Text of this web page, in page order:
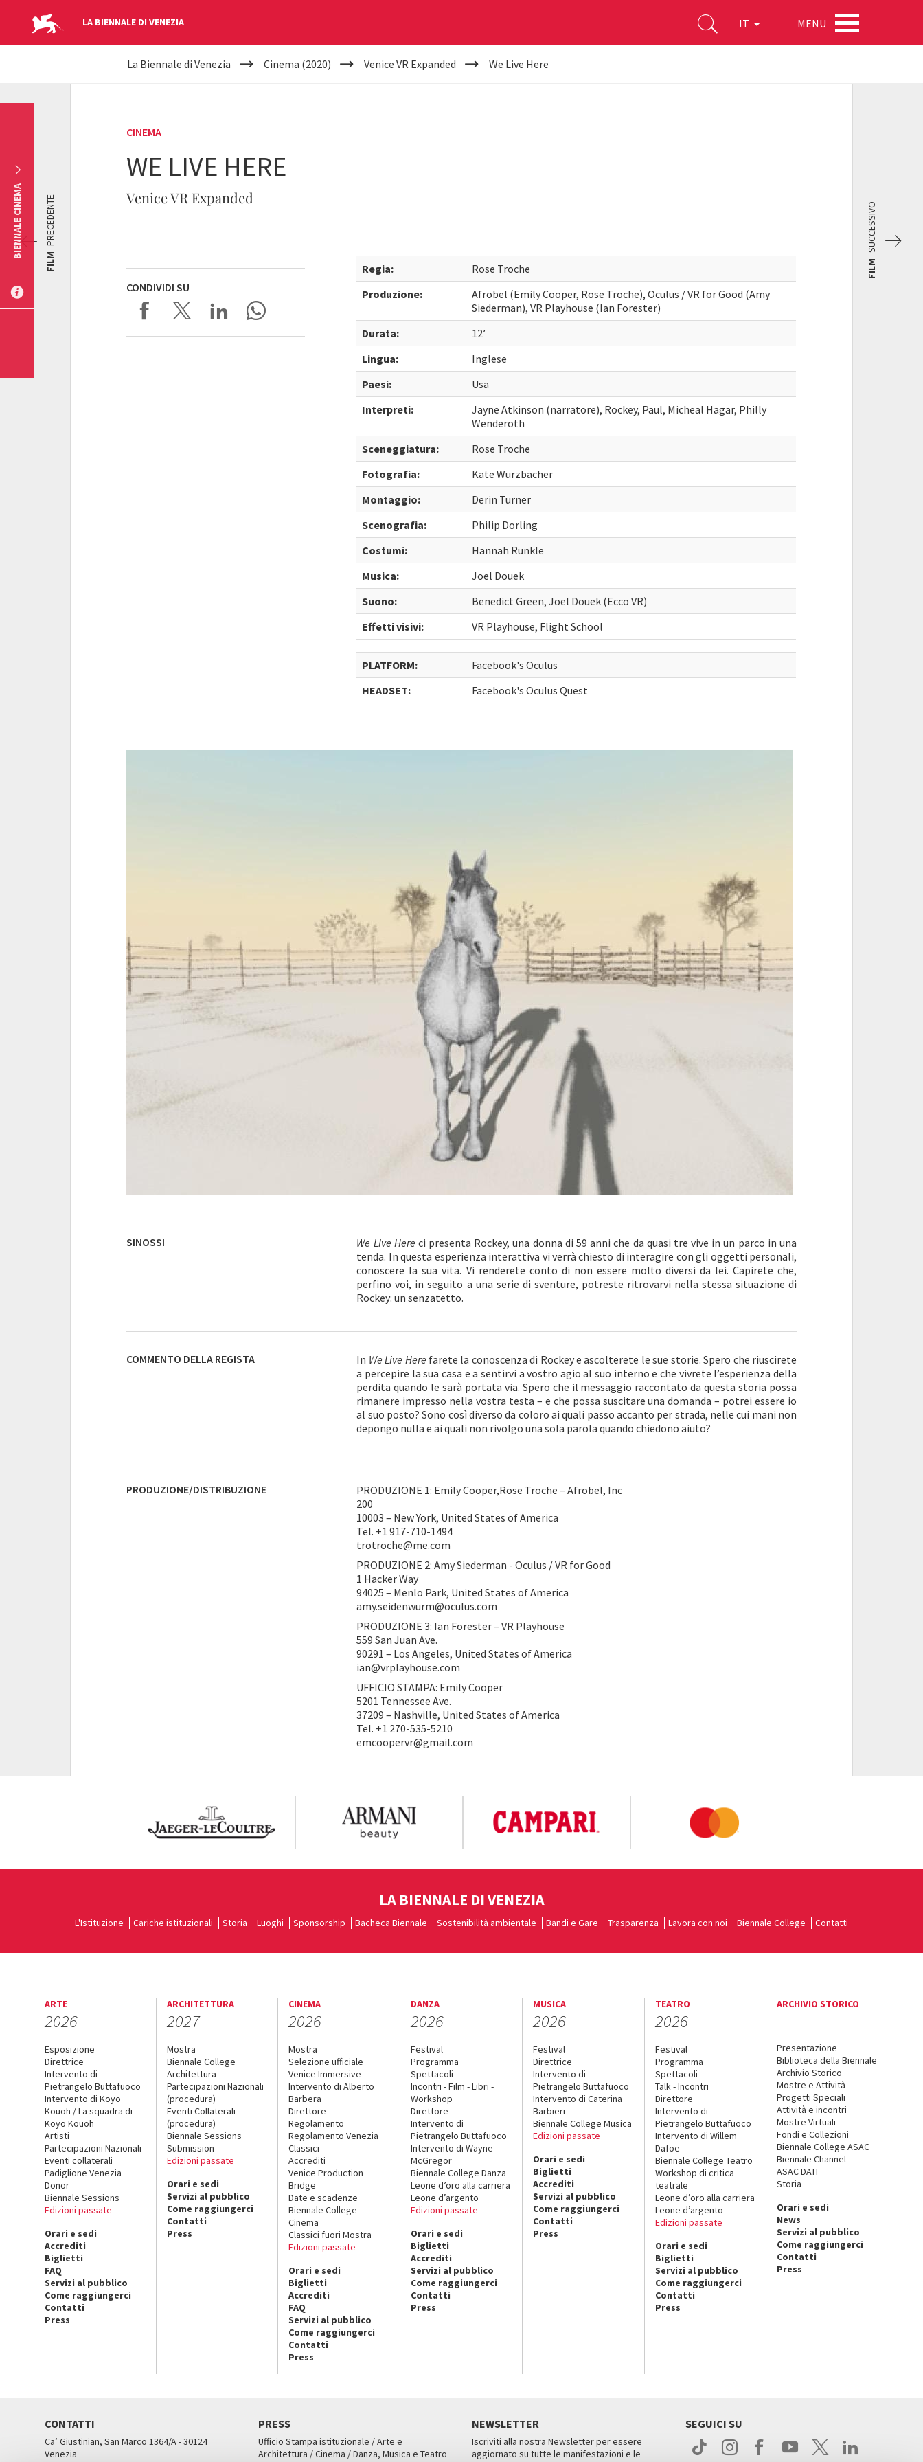
LA BIENNALE DI VENEZIA IT MENU
YOUR
La Biennale di Venezia Cinema (2020) Venice VR Expanded We Live Here
CINEMA
WE LIVE HERE
Venice VR Expanded
CONDIVIDI SU
Regia:
Rose Troche
Produzione:
Afrobel (Emily Cooper, Rose Troche), Oculus / VR for Good (Amy
Siederman), VR Playhouse (Ian Forester)
Durata:
12’
Lingua:
Inglese
Paesi:
Usa
Interpreti:
Jayne Atkinson (narratore), Rockey, Paul, Micheal Hagar, Philly
Wenderoth
Sceneggiatura:
Rose Troche
Fotografia:
Kate Wurzbacher
Montaggio:
Derin Turner
Scenografia:
Philip Dorling
Costumi:
Hannah Runkle
Musica:
Joel Douek
Suono:
Benedict Green, Joel Douek (Ecco VR)
Effetti visivi:
VR Playhouse, Flight School
PLATFORM:
Facebook's Oculus
HEADSET:
Facebook's Oculus Quest
FILM
SUCCESSIVO
FILM
PRECEDENTE
SINOSSI We Live Here ci presenta Rockey, una donna di 59 anni che da quasi tre vive in un parco in una
tenda. In questa esperienza interattiva vi verrà chiesto di interagire con gli oggetti personali,
conoscere la sua vita. Vi renderete conto di non essere molto diversi da lei. Capirete che,
perfino voi, in seguito a una serie di sventure, potreste ritrovarvi nella stessa situazione di
Rockey: un senzatetto.
COMMENTO DELLA REGISTA In We Live Here farete la conoscenza di Rockey e ascolterete le sue storie. Spero che riuscirete
a percepire la sua casa e a sentirvi a vostro agio al suo interno e che vivrete l’esperienza della
perdita quando le sarà portata via. Spero che il messaggio raccontato da questa storia possa
rimanere impresso nella vostra testa – e che possa suscitare una domanda – potrei essere io
al suo posto? Sono così diverso da coloro ai quali passo accanto per strada, nelle cui mani non
depongo nulla e ai quali non rivolgo una sola parola quando chiedono aiuto?
PRODUZIONE/DISTRIBUZIONE
PRODUZIONE 1: Emily Cooper,Rose Troche – Afrobel, Inc
200
10003 – New York, United States of America
Tel. +1 917-710-1494
trotroche@me.com
PRODUZIONE 2: Amy Siederman - Oculus / VR for Good
1 Hacker Way
94025 – Menlo Park, United States of America
amy.seidenwurm@oculus.com
PRODUZIONE 3: Ian Forester – VR Playhouse
559 San Juan Ave.
90291 – Los Angeles, United States of America
ian@vrplayhouse.com
UFFICIO STAMPA: Emily Cooper
5201 Tennessee Ave.
37209 – Nashville, United States of America
Tel. +1 270-535-5210
emcoopervr@gmail.com
BIENNALE CINEMA
LA BIENNALE DI VENEZIA
L'Istituzione Cariche istituzionali Storia Luoghi Sponsorship Bacheca Biennale Sostenibilità ambientale Bandi e Gare Trasparenza Lavora con noi Biennale College Contatti
ARTE
2026
Esposizione
Direttrice
Intervento di
Pietrangelo Buttafuoco
Intervento di Koyo
Kouoh / La squadra di
Koyo Kouoh
Artisti
Partecipazioni Nazionali
Eventi collaterali
Padiglione Venezia
Donor
Biennale Sessions
Edizioni passate
Orari e sedi
Accrediti
Biglietti
FAQ
Servizi al pubblico
Come raggiungerci
Contatti
Press
ARCHITETTURA
2027
Mostra
Biennale College
Architettura
Partecipazioni Nazionali
(procedura)
Eventi Collaterali
(procedura)
Biennale Sessions
Submission
Edizioni passate
Orari e sedi
Servizi al pubblico
Come raggiungerci
Contatti
Press
CINEMA
2026
Mostra
Selezione ufficiale
Venice Immersive
Intervento di Alberto
Barbera
Direttore
Regolamento
Regolamento Venezia
Classici
Accrediti
Venice Production
Bridge
Date e scadenze
Biennale College
Cinema
Classici fuori Mostra
Edizioni passate
Orari e sedi
Biglietti
Accrediti
FAQ
Servizi al pubblico
Come raggiungerci
Contatti
Press
DANZA
2026
Festival
Programma
Spettacoli
Incontri - Film - Libri -
Workshop
Direttore
Intervento di
Pietrangelo Buttafuoco
Intervento di Wayne
McGregor
Biennale College Danza
Leone d’oro alla carriera
Leone d’argento
Edizioni passate
Orari e sedi
Biglietti
Accrediti
Servizi al pubblico
Come raggiungerci
Contatti
Press
MUSICA
2026
Festival
Direttrice
Intervento di
Pietrangelo Buttafuoco
Intervento di Caterina
Barbieri
Biennale College Musica
Edizioni passate
Orari e sedi
Biglietti
Accrediti
Servizi al pubblico
Come raggiungerci
Contatti
Press
TEATRO
2026
Festival
Programma
Spettacoli
Talk - Incontri
Direttore
Intervento di
Pietrangelo Buttafuoco
Intervento di Willem
Dafoe
Biennale College Teatro
Workshop di critica
teatrale
Leone d’oro alla carriera
Leone d’argento
Edizioni passate
Orari e sedi
Biglietti
Servizi al pubblico
Come raggiungerci
Contatti
Press
ARCHIVIO STORICO
Presentazione
Biblioteca della Biennale
Archivio Storico
Mostre e Attività
Progetti Speciali
Attività e incontri
Mostre Virtuali
Fondi e Collezioni
Biennale College ASAC
Biennale Channel
ASAC DATI
Storia
Orari e sedi
News
Servizi al pubblico
Come raggiungerci
Contatti
Press
CONTATTI
Ca’ Giustinian, San Marco 1364/A - 30124
Venezia
PRESS
Ufficio Stampa istituzionale / Arte e
Architettura / Cinema / Danza, Musica e Teatro
NEWSLETTER
Iscriviti alla nostra Newsletter per essere
aggiornato su tutte le manifestazioni e le
SEGUICI SU